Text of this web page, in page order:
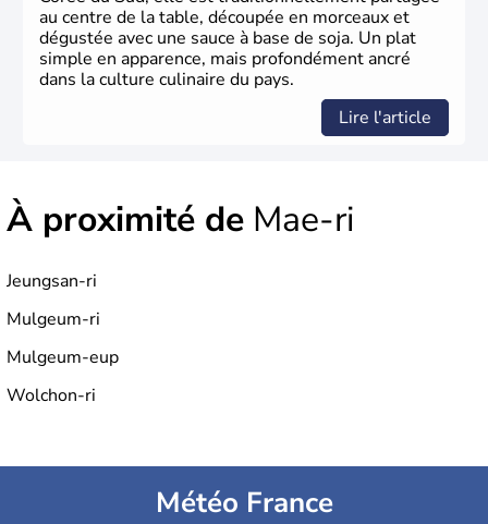
au centre de la table, découpée en morceaux et
dégustée avec une sauce à base de soja. Un plat
simple en apparence, mais profondément ancré
dans la culture culinaire du pays.
Lire l'article
À proximité de Mae-ri
Jeungsan-ri
Mulgeum-ri
Mulgeum-eup
Wolchon-ri
Météo France